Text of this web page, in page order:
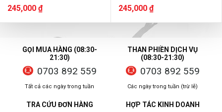
245,000 ₫ 245,000 ₫
GỌI MUA HÀNG (08:30-
21:30)
0703 892 559
Tất cả các ngày trong tuần
THAN PHIỀN DỊCH VỤ
(08:30-21:30)
0703 892 559
Các ngày trong tuần (trừ lễ)
TRA CỨU ĐƠN HÀNG HỢP TÁC KINH DOANH